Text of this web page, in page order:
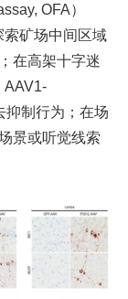
OFA）
索矿场中间区域
在高架十字迷
AAV1-
抑制行为；在场
景或听觉线索